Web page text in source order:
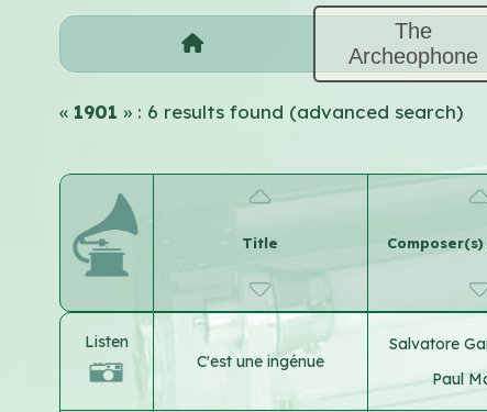
The
Archeophone
«1901 » : 6 results found (advanced search)
Title
Listen
C'est une ingénue
Salvatore
Paul